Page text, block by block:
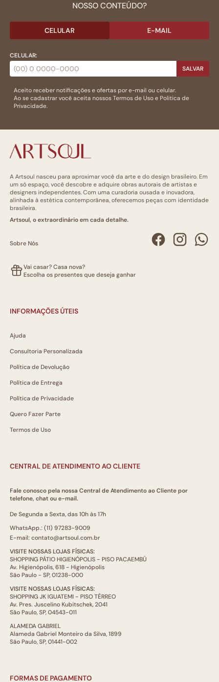
NOSSO CONTEÚDO?
CELULAR E-MAIL
CELULAR:
SALVAR
Aceito receber notificações e ofertas por e-mail ou celular.
Ao se cadastrar você aceita nossosTermos de Usoe Politica de
Privacidade.
A Artsoul nasceu para aproximar você da arte e do design brasileiro. Em
um só espaço, você descobre e adquire obras autorais de artistas e
designers independentes. Com uma curadoria ousada e inovadora,
alinhada à estética contemporânea, oferecemos peças com identidade
brasileira.
Artsoul, o extraordinário em cada detalhe.
Sobre Nós
Vai casar? Casa nova?
Escolha os presentes que deseja ganhar
INFORMAÇÕES ÚTEIS
Ajuda
Consultoria Personalizada
Política de Devolução
Política de Entrega
Política de Privacidade
Quero Fazer Parte
Termos de Uso
CENTRAL DE ATENDIMENTO AO CLIENTE
Fale conosco pela nossa Central de Atendimento ao Cliente por
telefone, chat ou e-mail.
De Segunda a Sexta, das 10h às 17h
WhatsApp.: (11) 97283-9009
E-mail: contato@artsoul.com.br
VISITE NOSSAS LOJAS FÍSICAS:
SHOPPING PÁTIO HIGIENÓPOLIS - PISO PACAEMBÚ
Av. Higienópolis, 618 - Higienópolis
São Paulo - SP, 01238-000
VISITE NOSSAS LOJAS FÍSICAS:
SHOPPING JK IGUATEMI - PISO TÉRREO
Av. Pres. Juscelino Kubitschek, 2041
São Paulo, SP, 04543-011
ALAMEDA GABRIEL
Alameda Gabriel Monteiro da Silva, 1899
São Paulo, SP, 01441-002
FORMAS DE PAGAMENTO